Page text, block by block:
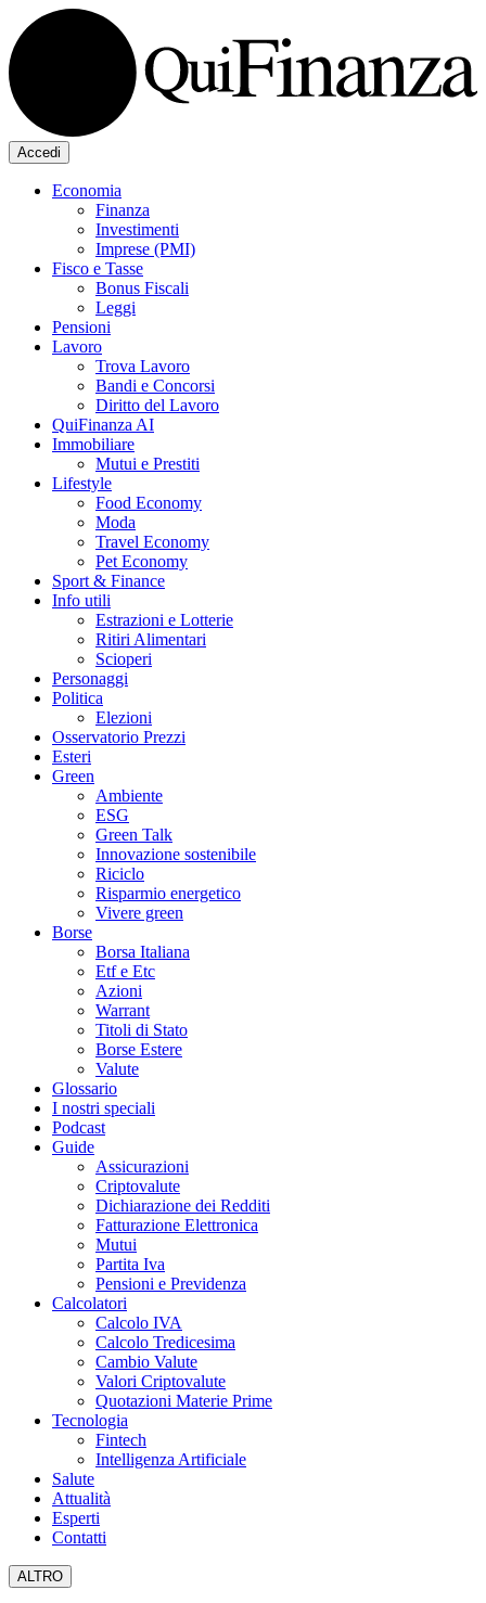
Accedi
Economia
Finanza
Investimenti
Imprese (PMI)
Fisco e Tasse
Bonus Fiscali
Leggi
Pensioni
Lavoro
Trova Lavoro
Bandi e Concorsi
Diritto del Lavoro
QuiFinanza AI
Immobiliare
Mutui e Prestiti
Lifestyle
Food Economy
Moda
Travel Economy
Pet Economy
Sport & Finance
Info utili
Estrazioni e Lotterie
Ritiri Alimentari
Scioperi
Personaggi
Politica
Elezioni
Osservatorio Prezzi
Esteri
Green
Ambiente
ESG
Green Talk
Innovazione sostenibile
Riciclo
Risparmio energetico
Vivere green
Borse
Borsa Italiana
Etf e Etc
Azioni
Warrant
Titoli di Stato
Borse Estere
Valute
Glossario
I nostri speciali
Podcast
Guide
Assicurazioni
Criptovalute
Dichiarazione dei Redditi
Fatturazione Elettronica
Mutui
Partita Iva
Pensioni e Previdenza
Calcolatori
Calcolo IVA
Calcolo Tredicesima
Cambio Valute
Valori Criptovalute
Quotazioni Materie Prime
Tecnologia
Fintech
Intelligenza Artificiale
Salute
Attualità
Esperti
Contatti
ALTRO